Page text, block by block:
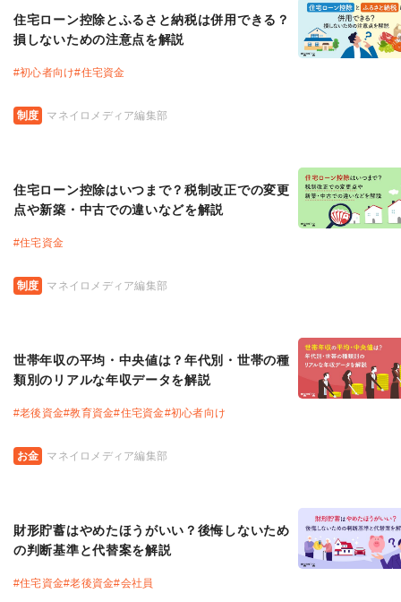
制度 マネイロメディア編集部
住宅ローン控除とふるさと納税は併用できる？
損しないための注意点を解説
#初心者向け#住宅資金
制度 マネイロメディア編集部
住宅ローン控除はいつまで？税制改正での変更
点や新築・中古での違いなどを解説
#住宅資金
お金 マネイロメディア編集部
世帯年収の平均・中央値は？年代別・世帯の種
類別のリアルな年収データを解説
#老後資金#教育資金#住宅資金#初心者向け
財形貯蓄はやめたほうがいい？後悔しないため
の判断基準と代替案を解説
#住宅資金#老後資金#会社員